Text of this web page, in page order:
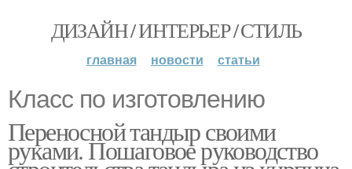
ДИЗАЙН / ИНТЕРЬЕР / СТИЛЬ
главная новости статьи
Класс по изготовлению
Переносной тандыр своими
руками. Пошаговое руководство